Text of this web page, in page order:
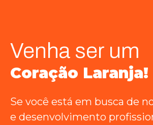
Venha ser um
Coração Laranja!
Se você está em busca de
e desenvolvimento